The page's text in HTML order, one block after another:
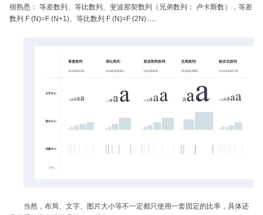
很熟悉： 等差数列、等比数列、斐波那契数列（兄弟数列： 卢卡斯数），等差
数列 F (N)=F (N+1)、等比数列 F (N)=F (2N)......
当然，布局、文字、图片大小等不一定都只使用一套固定的比率，具体还